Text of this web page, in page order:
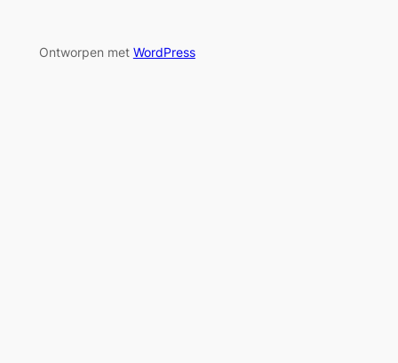
Ontworpen met WordPress